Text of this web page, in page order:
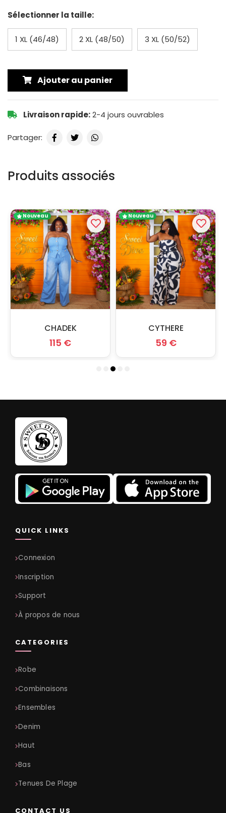
Sélectionner la taille:
1 XL (46/48) 2 XL (48/50) 3 XL (50/52)
Ajouter au panier
Livraison rapide:2-4 jours ouvrables
Partager:
Produits associés
Nouveau
CHADEK
115 €
Nouveau
CYTHERE
59 €
QUICK LINKS
Connexion
Inscription
Support
À propos de nous
CATEGORIES
Robe
Combinaisons
Ensembles
Denim
Haut
Bas
Tenues De Plage
CONTACT US